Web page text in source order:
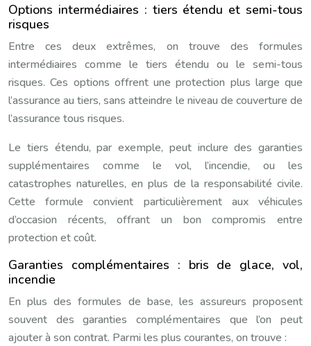
Options intermédiaires : tiers étendu et semi-tous
risques
Entre ces deux extrêmes, on trouve des formules
intermédiaires comme le tiers étendu ou le semi-tous
risques. Ces options offrent une protection plus large que
l’assurance au tiers, sans atteindre le niveau de couverture de
l’assurance tous risques.
Le tiers étendu, par exemple, peut inclure des garanties
supplémentaires comme le vol, l’incendie, ou les
catastrophes naturelles, en plus de la responsabilité civile.
Cette formule convient particulièrement aux véhicules
d’occasion récents, offrant un bon compromis entre
protection et coût.
Garanties complémentaires : bris de glace, vol,
incendie
En plus des formules de base, les assureurs proposent
souvent des garanties complémentaires que l’on peut
ajouter à son contrat. Parmi les plus courantes, on trouve :